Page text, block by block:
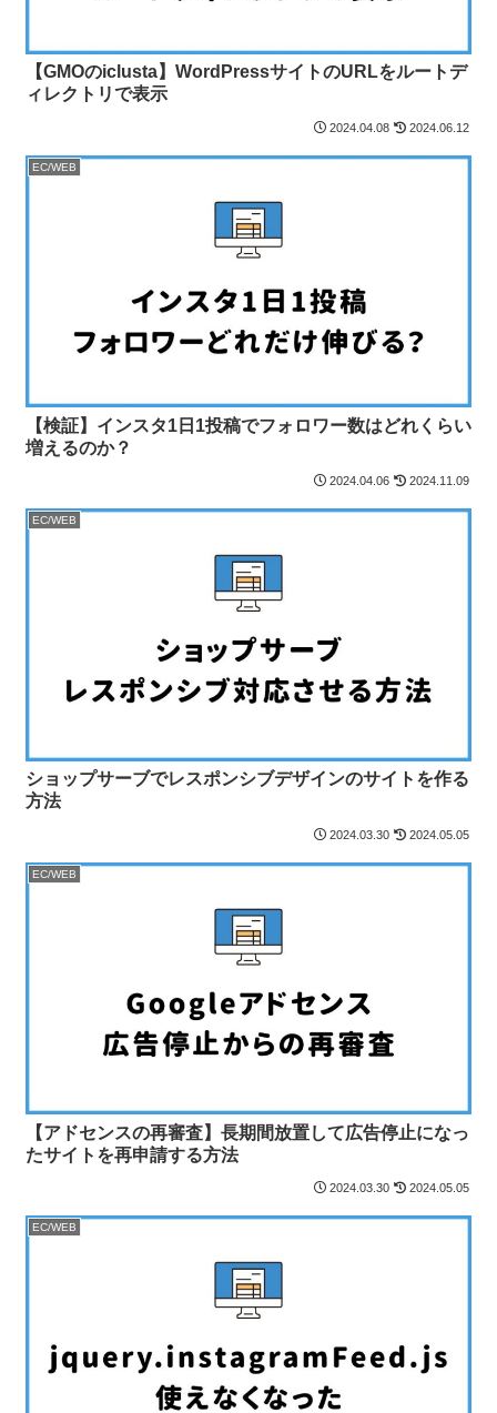
【GMOのiclusta】WordPressサイトのURLをルートデ
ィレクトリで表示
2024.04.08 2024.06.12
EC/WEB
【検証】インスタ1日1投稿でフォロワー数はどれくらい
増えるのか？
2024.04.06 2024.11.09
EC/WEB
ショップサーブでレスポンシブデザインのサイトを作る
方法
2024.03.30 2024.05.05
EC/WEB
【アドセンスの再審査】長期間放置して広告停止になっ
たサイトを再申請する方法
2024.03.30 2024.05.05
EC/WEB